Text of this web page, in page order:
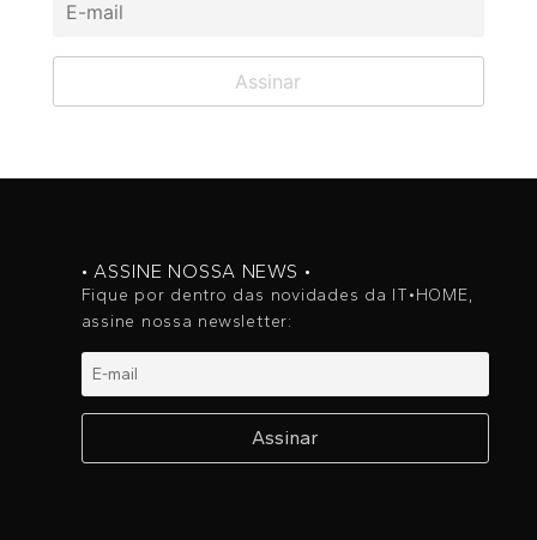
• ASSINE NOSSA NEWS •
Fique por dentro das novidades da IT•HOME,
assine nossa newsletter: